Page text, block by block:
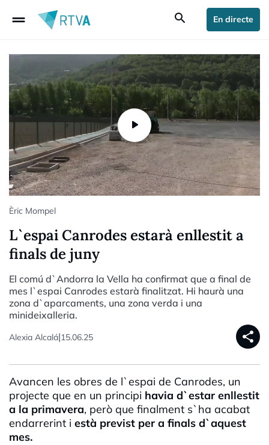
drag_handle search En directe
Èric Mompel
L`espai Canrodes estarà enllestit a
finals de juny
El comú d`Andorra la Vella ha confirmat que a final de
mes l`espai Canrodes estarà finalitzat. Hi haurà una
zona d`aparcaments, una zona verda i una
minideixalleria.
Alexia Alcalá|15.06.25 share
Avancen les obres de l`espai de Canrodes, un
projecte que en un principi havia d`estar enllestit
a la primavera, però que finalment s`ha acabat
endarrerint i està previst per a finals d`aquest
mes.